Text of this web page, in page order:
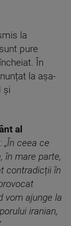
la
pure
În
la așa-
și
al
: „În ceea ce
în mare parte,
contradicții în
vom ajunge la
iranian,